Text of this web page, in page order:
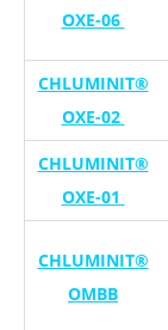
OXE-06
CHLUMINIT®
OXE-02
CHLUMINIT®
OXE-01
CHLUMINIT®
OMBB